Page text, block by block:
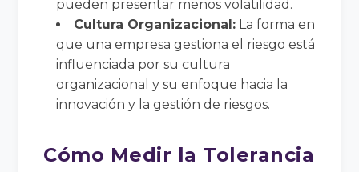
pueden presentar menos volatilidad.
Cultura Organizacional: La forma en
que una empresa gestiona el riesgo está
influenciada por su cultura
organizacional y su enfoque hacia la
innovación y la gestión de riesgos.
Cómo Medir la Tolerancia